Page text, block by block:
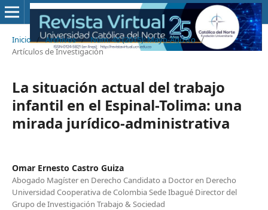
Inicio / Archivos / Núm. 45 (2015): Mayo-Agosto /
Artículos de Investigación
La situación actual del trabajo
infantil en el Espinal-Tolima: una
mirada jurídico-administrativa
Omar Ernesto Castro Guiza
Abogado Magíster en Derecho Candidato a Doctor en Derecho
Universidad Cooperativa de Colombia Sede Ibagué Director del
Grupo de Investigación Trabajo & Sociedad